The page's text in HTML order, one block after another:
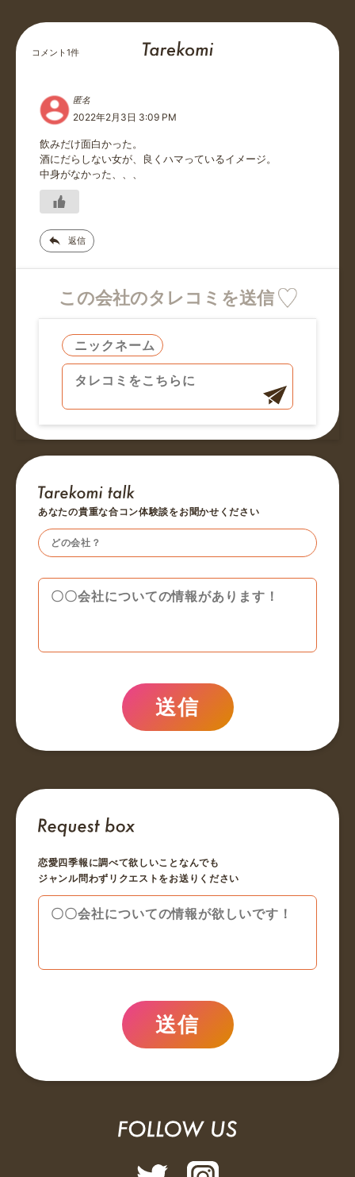
コメント1件
匿名
2022年2月3日 3:09 PM
飲みだけ面白かった。
酒にだらしない女が、良くハマっているイメージ。
中身がなかった、、、
返信
この会社のタレコミを送信
あなたの貴重な合コン体験談をお聞かせください
送信
恋愛四季報に調べて欲しいことなんでも
ジャンル問わずリクエストをお送りください
送信